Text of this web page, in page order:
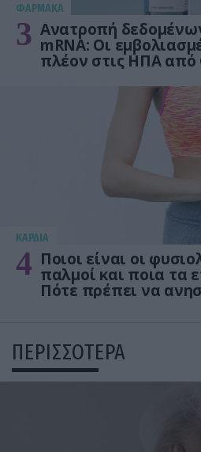
ΦΑΡΜΑΚΑ
3 Ανατροπή
mRNA: Οι
πλέον στις ΗΠΑ από
KΑΡΔΙΑ
4 Ποιοι είναι οι
παλμοί και ποια τα
Πότε πρέπει να
ΠΕΡΙΣΣΟΤΕΡΑ